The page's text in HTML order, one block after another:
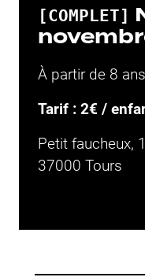
[COMPLET]
À partir de 8 ans
Tarif : 2€ /
Petit faucheux,
37000 Tours